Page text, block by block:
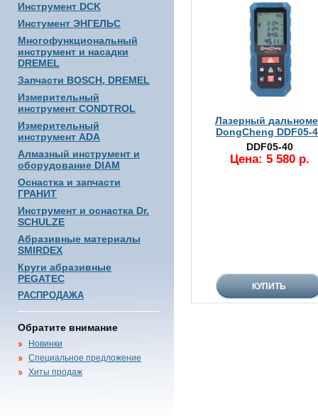
Инструмент DCK
Инстумент ЭНГЕЛЬС
Многофункциональный
инструмент и насадки
DREMEL
Запчасти BOSCH, DREMEL
Измерительный
инструмент CONDTROL
Измерительный
инструмент ADA
Алмазный инструмент и
оборудование DIAM
Оснастка и запчасти
ГРАНИТ
Инструмент и оснастка Dr.
SCHULZE
Абразивные материалы
SMIRDEX
Круги абразивные
PEGATEC
РАСПРОДАЖА
Обратите внимание
Новинки
Специальное предложение
Хиты продаж
Лазерный
DongCheng DDF05-
DDF05-40
Цена: 5 580 р.